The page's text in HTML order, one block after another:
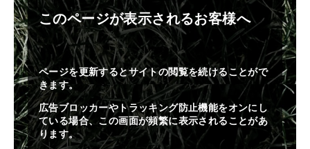
このページが表示されるお客様へ
ページを更新するとサイトの閲覧を続けることがで
きます。
広告ブロッカーやトラッキング防止機能をオンにし
ている場合、この画面が頻繁に表示されることがあ
ります。